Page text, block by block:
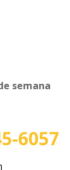
semana
6057